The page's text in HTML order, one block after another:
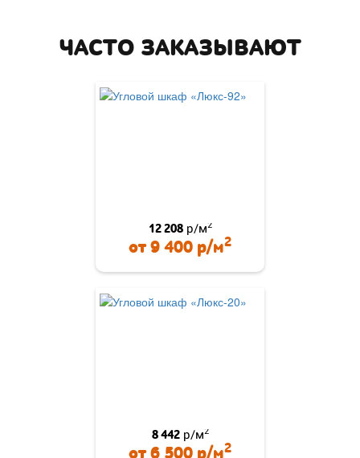
ЧАСТО ЗАКАЗЫВАЮТ
12 208р/м2
от9 400 р/м2
8 442р/м2
от6 500 р/м2